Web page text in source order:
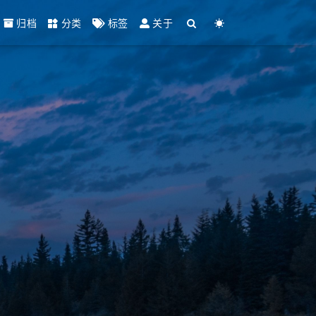
归档 分类 标签 关于